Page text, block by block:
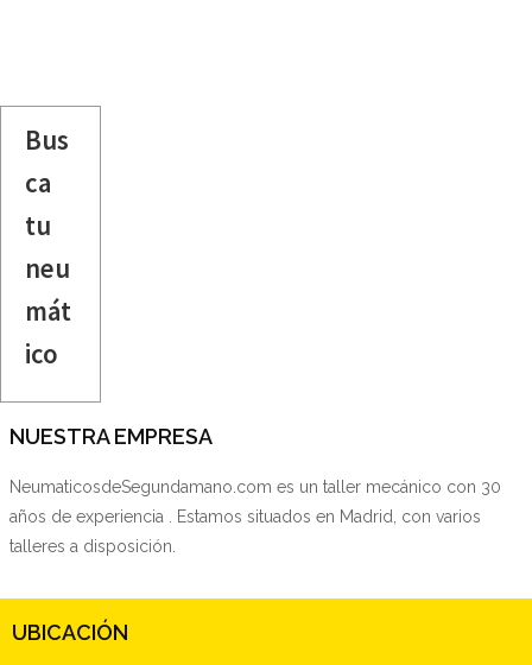
Bus
ca
tu
neu
mát
ico
NUESTRA EMPRESA
NeumaticosdeSegundamano.com es un taller mecánico con 30
años de experiencia . Estamos situados en Madrid, con varios
talleres a disposición.
UBICACIÓN